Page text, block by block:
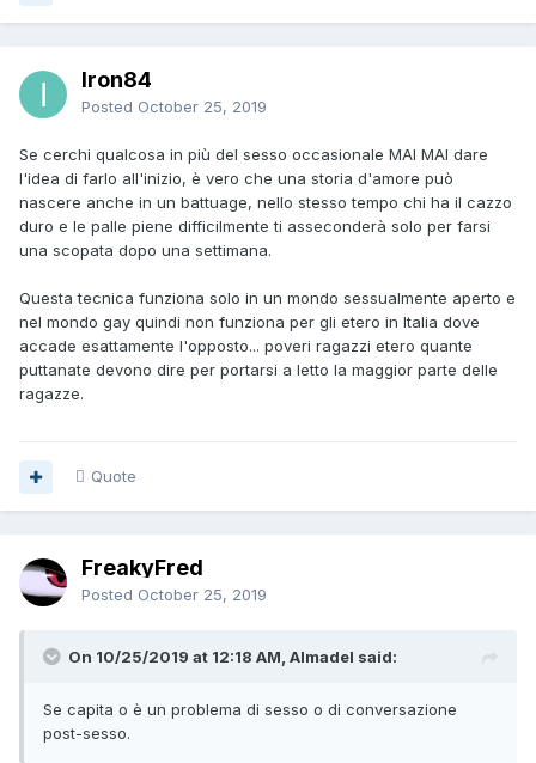
Iron84
Posted October 25, 2019
Se cerchi qualcosa in più del sesso occasionale MAI MAI dare
l'idea di farlo all'inizio, è vero che una storia d'amore può
nascere anche in un battuage, nello stesso tempo chi ha il cazzo
duro e le palle piene difficilmente ti asseconderà solo per farsi
una scopata dopo una settimana.
Questa tecnica funziona solo in un mondo sessualmente aperto e
nel mondo gay quindi non funziona per gli etero in Italia dove
accade esattamente l'opposto... poveri ragazzi etero quante
puttanate devono dire per portarsi a letto la maggior parte delle
ragazze.
Quote
FreakyFred
Posted October 25, 2019
On 10/25/2019 at 12:18 AM, Almadel said:
Se capita o è un problema di sesso o di conversazione
post-sesso.